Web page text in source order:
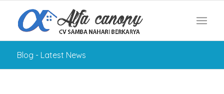
Blog - Latest News